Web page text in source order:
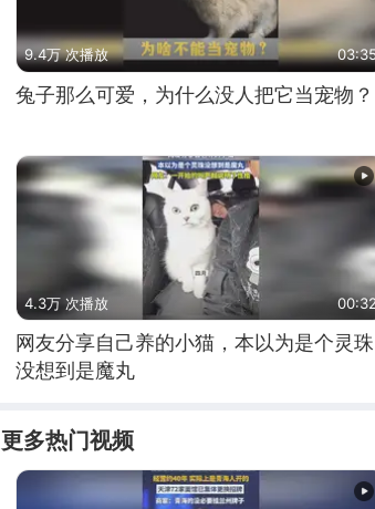
9.4万 次播放
兔子那么可爱，为什么没人把它当宠物？
4.3万 次播放
网友分享自己养的小猫，本以为是个灵珠
没想到是魔丸
更多热门视频